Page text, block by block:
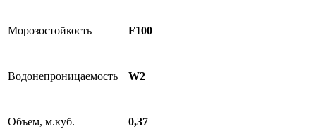
Морозостойкость F100
Водонепроницаемость W2
Объем, м.куб. 0,37